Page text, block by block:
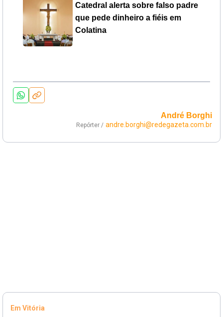
Catedral alerta sobre falso padre
que pede dinheiro a fiéis em
Colatina
André Borghi
Repórter / andre.borghi@redegazeta.com.br
Em Vitória